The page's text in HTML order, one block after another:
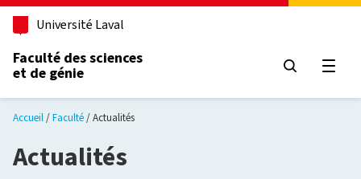
Aller au contenu principal
Université Laval
Faculté des sciences
et de génie
Accueil Faculté Actualités
Actualités